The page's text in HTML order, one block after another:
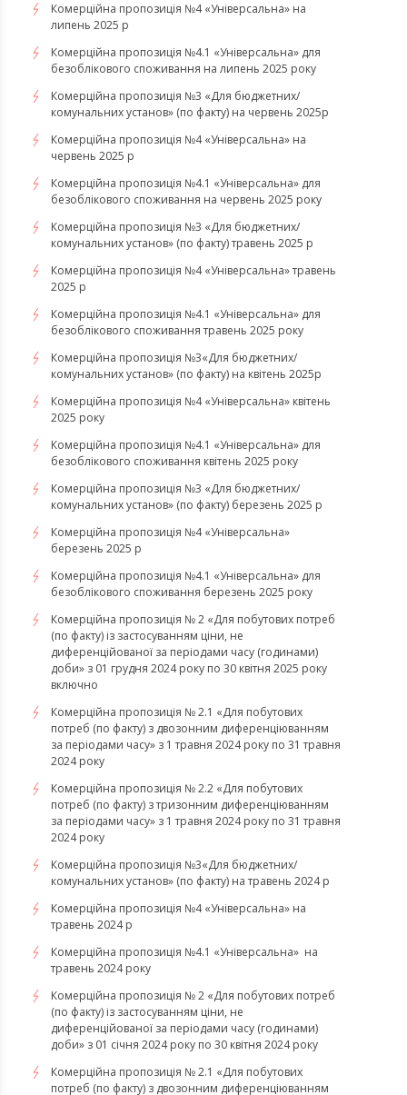
Комерційна пропозиція №4 «Універсальна» на
липень 2025 р
Комерційна пропозиція №4.1 «Універсальна» для
безоблікового споживання на липень 2025 року
Комерційна пропозиція №3 «Для бюджетних/
комунальних установ» (по факту) на червень 2025р
Комерційна пропозиція №4 «Універсальна» на
червень 2025 р
Комерційна пропозиція №4.1 «Універсальна» для
безоблікового споживання на червень 2025 року
Комерційна пропозиція №3 «Для бюджетних/
комунальних установ» (по факту) травень 2025 р
Комерційна пропозиція №4 «Універсальна» травень
2025 р
Комерційна пропозиція №4.1 «Універсальна» для
безоблікового споживання травень 2025 року
Комерційна пропозиція №3«Для бюджетних/
комунальних установ» (по факту) на квітень 2025р
Комерційна пропозиція №4 «Універсальна» квітень
2025 року
Комерційна пропозиція №4.1 «Універсальна» для
безоблікового споживання квітень 2025 року
Комерційна пропозиція №3 «Для бюджетних/
комунальних установ» (по факту) березень 2025 р
Комерційна пропозиція №4 «Універсальна»
березень 2025 р
Комерційна пропозиція №4.1 «Універсальна» для
безоблікового споживання березень 2025 року
Комерційна пропозиція № 2 «Для побутових потреб
(по факту) із застосуванням ціни, не
диференційованої за періодами часу (годинами)
доби» з 01 грудня 2024 року по 30 квітня 2025 року
включно
Комерційна пропозиція № 2.1 «Для побутових
потреб (по факту) з двозонним диференціюванням
за періодами часу» з 1 травня 2024 року по 31 травня
2024 року
Комерційна пропозиція № 2.2 «Для побутових
потреб (по факту) з тризонним диференціюванням
за періодами часу» з 1 травня 2024 року по 31 травня
2024 року
Комерційна пропозиція №3«Для бюджетних/
комунальних установ» (по факту) на травень 2024 р
Комерційна пропозиція №4 «Універсальна» на
травень 2024 р
Комерційна пропозиція №4.1 «Універсальна» на
травень 2024 року
Комерційна пропозиція № 2 «Для побутових потреб
(по факту) із застосуванням ціни, не
диференційованої за періодами часу (годинами)
доби» з 01 січня 2024 року по 30 квітня 2024 року
Комерційна пропозиція № 2.1 «Для побутових
потреб (по факту) з двозонним диференціюванням